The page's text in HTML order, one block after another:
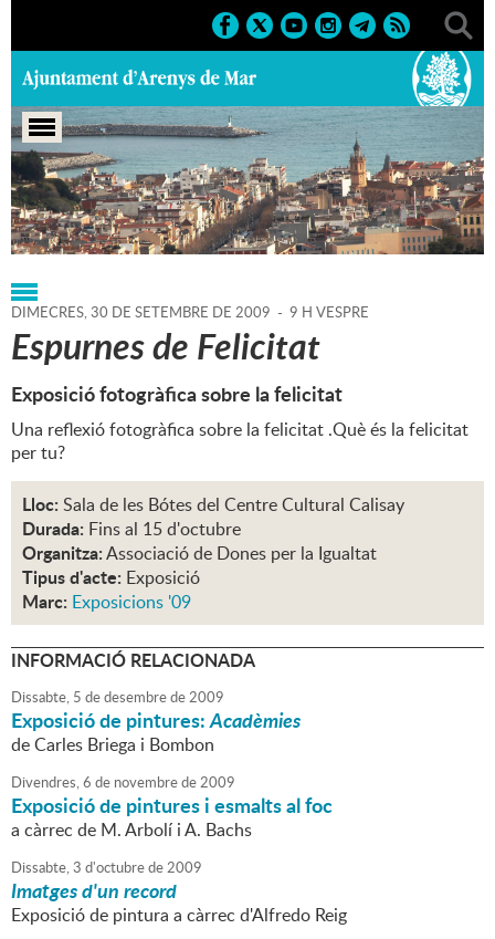
Portada > Regidories > Cultura > Agenda > 30-09-2009
DIMECRES,30 DE SETEMBRE DE 2009 - 9 H VESPRE
Espurnes de Felicitat
Exposició fotogràfica sobre la felicitat
Una reflexió fotogràfica sobre la felicitat .Què és la felicitat
per tu?
Lloc: Sala de les Bótes del Centre Cultural Calisay
Durada: Fins al 15 d'octubre
Organitza:Associació de Dones per la Igualtat
Tipus d'acte: Exposició
Marc: Exposicions '09
INFORMACIÓ RELACIONADA
Dissabte, 5 dedesembrede2009
Exposició de pintures:Acadèmies
de Carles Briega i Bombon
Divendres,6 de novembrede2009
Exposició de pintures i esmalts al foc
a càrrec de M. Arbolí i A. Bachs
Dissabte,3 d'octubrede2009
Imatges d'un record
Exposició de pintura a càrrec d'Alfredo Reig